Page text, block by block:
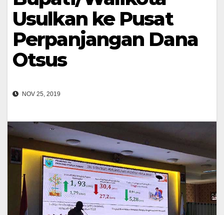
Usulkan ke Pusat
Perpanjangan Dana
Otsus
NOV 25, 2019